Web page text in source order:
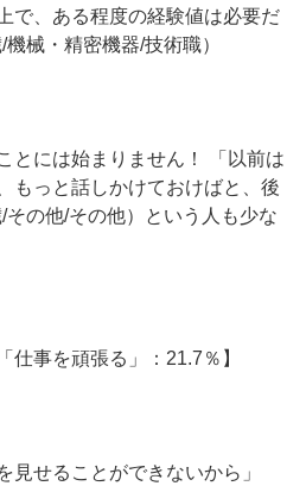
で、ある程度の経験値は必要だ
械・精密機器/技術職）
とには始まりません！ 「以前は
もっと話しかけておけばと、後
の他/その他）という人も少な
仕事を頑張る」：21.7％】
見せることができないから」